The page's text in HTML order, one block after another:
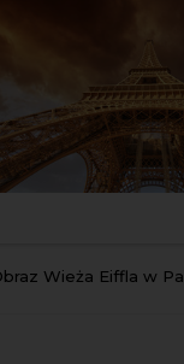
Obraz Wieża Eiffla w